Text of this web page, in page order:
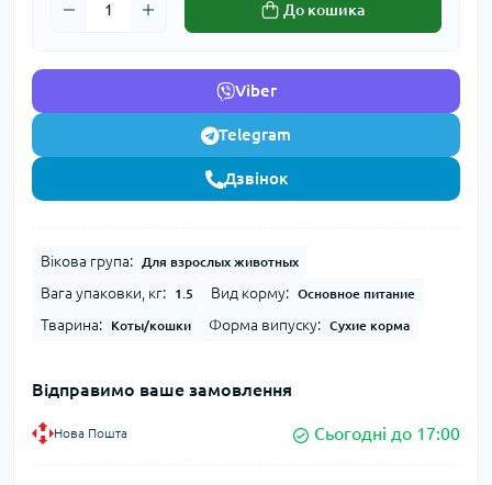
До кошика
Viber
Telegram
Дзвінок
Вікова група: Для взрослых животных
Вага упаковки, кг: 1.5 Вид корму: Основное питание
Тварина: Коты/кошки Форма випуску: Сухие корма
Відправимо ваше замовлення
Нова Пошта Сьогодні до 17:00